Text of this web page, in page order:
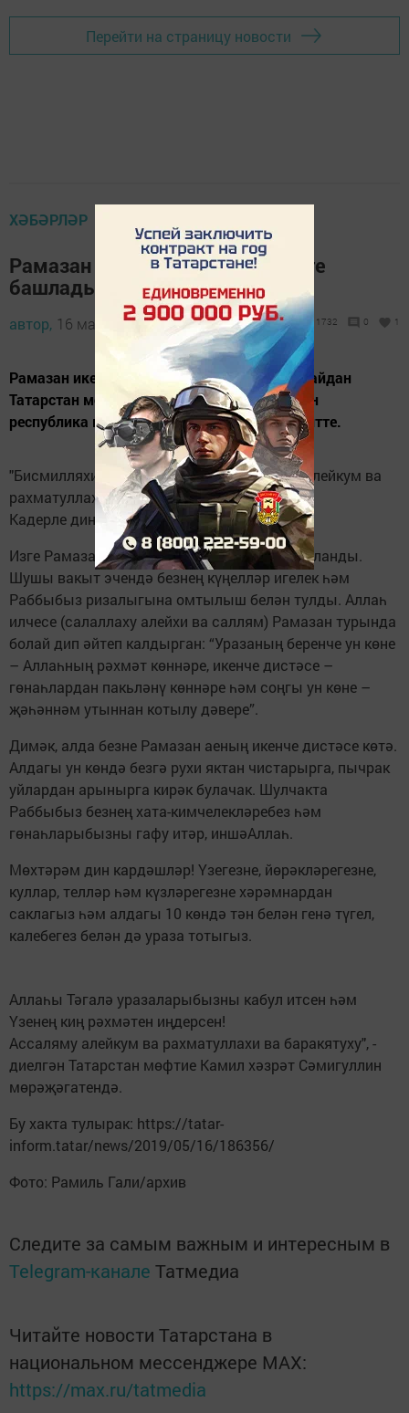
Перейти на страницу новости
ХӘБӘРЛӘР
Рамазан аеның икенче ункөнлеге
башлады
автор, 16 май 2019 - 17:00 1732 0 1
Рамазан икенче ункөнлегенә керде. Шул уңайдан
Татарстан мөфтие Камил хәзрәт Сәмигуллин
республика мөселманнарына мөрәҗәгать итте.
"Бисмилляхир-рахманир-рахим. Ассаляму алейкум ва
рахматуллахи ва баракятуху.
Кадерле дин кардәшләр!
Изге Рамазан аеның беренче ун көне тәмамланды.
Шушы вакыт эчендә безнең күңелләр игелек һәм
Раббыбыз ризалыгына омтылыш белән тулды. Аллаһ
илчесе (салаллаху алейхи ва саллям) Рамазан турында
болай дип әйтеп калдырган: “Уразаның беренче ун көне
– Аллаһның рәхмәт көннәре, икенче дистәсе –
гөнаһлардан пакьләнү көннәре һәм соңгы ун көне –
җәһәннәм утыннан котылу дәвере”.
Димәк, алда безне Рамазан аеның икенче дистәсе көтә.
Алдагы ун көндә безгә рухи яктан чистарырга, пычрак
уйлардан арынырга кирәк булачак. Шулчакта
Раббыбыз безнең хата-кимчелекләребез һәм
гөнаһларыбызны гафу итәр, иншәАллаһ.
Мөхтәрәм дин кардәшләр! Үзегезне, йөрәкләрегезне,
куллар, телләр һәм күзләрегезне хәрәмнардан
саклагыз һәм алдагы 10 көндә тән белән генә түгел,
калебегез белән дә ураза тотыгыз.
Аллаһы Тәгалә уразаларыбызны кабул итсен һәм
Үзенең киң рәхмәтен иңдерсен!
Ассаляму алейкум ва рахматуллахи ва баракятуху", -
диелгән Татарстан мөфтие Камил хәзрәт Сәмигуллин
мөрәҗәгатендә.
Бу хакта тулырак: https://tatar-
inform.tatar/news/2019/05/16/186356/
Фото: Рамиль Гали/архив
Следите за самым важным и интересным в
Telegram-канале Татмедиа
Читайте новости Татарстана в
национальном мессенджере MАХ:
https://max.ru/tatmedia